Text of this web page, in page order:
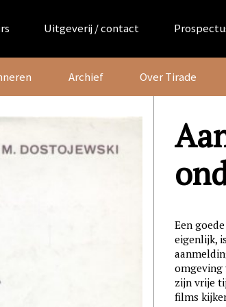
Uitgeverij / contact
Archief Over Tirade
Een
eigenlijk,
omgeving
zijn vrije
films